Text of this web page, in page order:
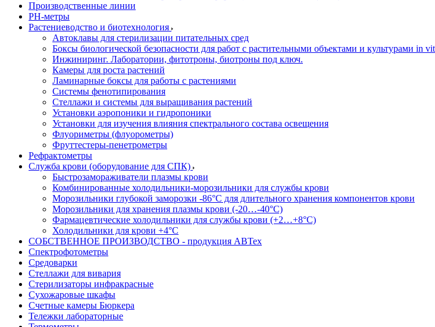
Производственные линии
РH-метры
Растениеводство и биотехнология
Автоклавы для стерилизации питательных сред
Боксы биологической безопасности для работ с растительными объектами и культурами in
Инжиниринг. Лаборатории, фитотроны, биотроны под ключ.
Камеры для роста растений
Ламинарные боксы для работы с растениями
Системы фенотипирования
Стеллажи и системы для выращивания растений
Установки аэропоники и гидропоники
Установки для изучения влияния спектрального состава освещения
Флуориметры (флуорометры)
Фруттестеры-пенетрометры
Рефрактометры
Служба крови (оборудование для СПК)
Быстрозамораживатели плазмы крови
Комбинированные холодильники-морозильники для службы крови
Морозильники глубокой заморозки -86°С для длительного хранения компонентов крови
Морозильники для хранения плазмы крови (-20…-40°С)
Фармацевтические холодильники для службы крови (+2…+8°С)
Холодильники для крови +4°С
СОБСТВЕННОЕ ПРОИЗВОДСТВО - продукция АВТех
Спектрофотометры
Средоварки
Стеллажи для вивария
Стерилизаторы инфракрасные
Сухожаровые шкафы
Счетные камеры Бюркера
Тележки лабораторные